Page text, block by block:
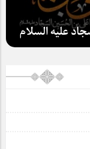
علیه السلام